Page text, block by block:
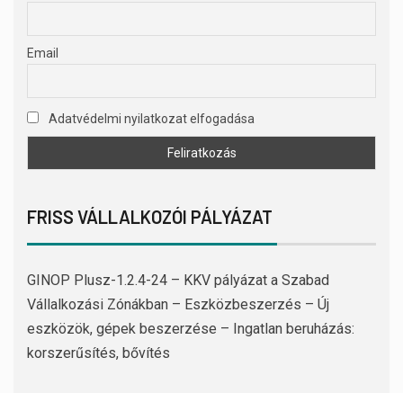
Email
Adatvédelmi nyilatkozat elfogadása
FRISS VÁLLALKOZÓI PÁLYÁZAT
GINOP Plusz-1.2.4-24 – KKV pályázat a Szabad
Vállalkozási Zónákban – Eszközbeszerzés – Új
eszközök, gépek beszerzése – Ingatlan beruházás:
korszerűsítés, bővítés